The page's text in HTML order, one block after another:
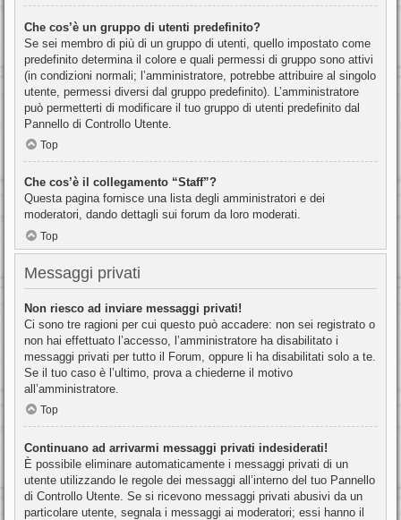
Che cos’è un gruppo di utenti predefinito?
Se sei membro di più di un gruppo di utenti, quello impostato come
predefinito determina il colore e quali permessi di gruppo sono attivi
(in condizioni normali; l’amministratore, potrebbe attribuire al singolo
utente, permessi diversi dal gruppo predefinito). L’amministratore
può permetterti di modificare il tuo gruppo di utenti predefinito dal
Pannello di Controllo Utente.
Top
Che cos’è il collegamento “Staff”?
Questa pagina fornisce una lista degli amministratori e dei
moderatori, dando dettagli sui forum da loro moderati.
Top
Messaggi privati
Non riesco ad inviare messaggi privati!
Ci sono tre ragioni per cui questo può accadere: non sei registrato o
non hai effettuato l’accesso, l’amministratore ha disabilitato i
messaggi privati per tutto il Forum, oppure li ha disabilitati solo a te.
Se il tuo caso è l’ultimo, prova a chiederne il motivo
all’amministratore.
Top
Continuano ad arrivarmi messaggi privati indesiderati!
È possibile eliminare automaticamente i messaggi privati ​​di un
utente utilizzando le regole dei messaggi all’interno del tuo Pannello
di Controllo Utente. Se si ricevono messaggi privati ​​abusivi da un
particolare utente, segnala i messaggi ai moderatori; essi hanno il